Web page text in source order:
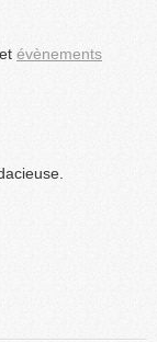
et évènements